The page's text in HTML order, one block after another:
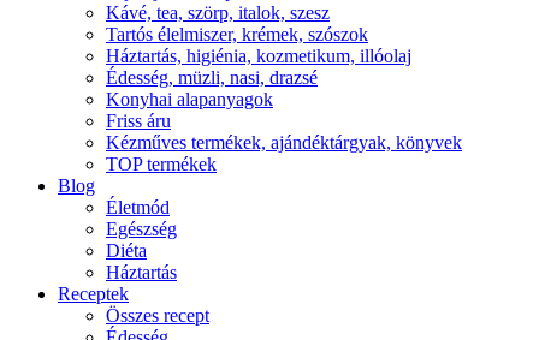
Kávé, tea, szörp, italok, szesz
Tartós élelmiszer, krémek, szószok
Háztartás, higiénia, kozmetikum, illóolaj
Édesség, müzli, nasi, drazsé
Konyhai alapanyagok
Friss áru
Kézműves termékek, ajándéktárgyak, könyvek
TOP termékek
Blog
Életmód
Egészség
Diéta
Háztartás
Receptek
Összes recept